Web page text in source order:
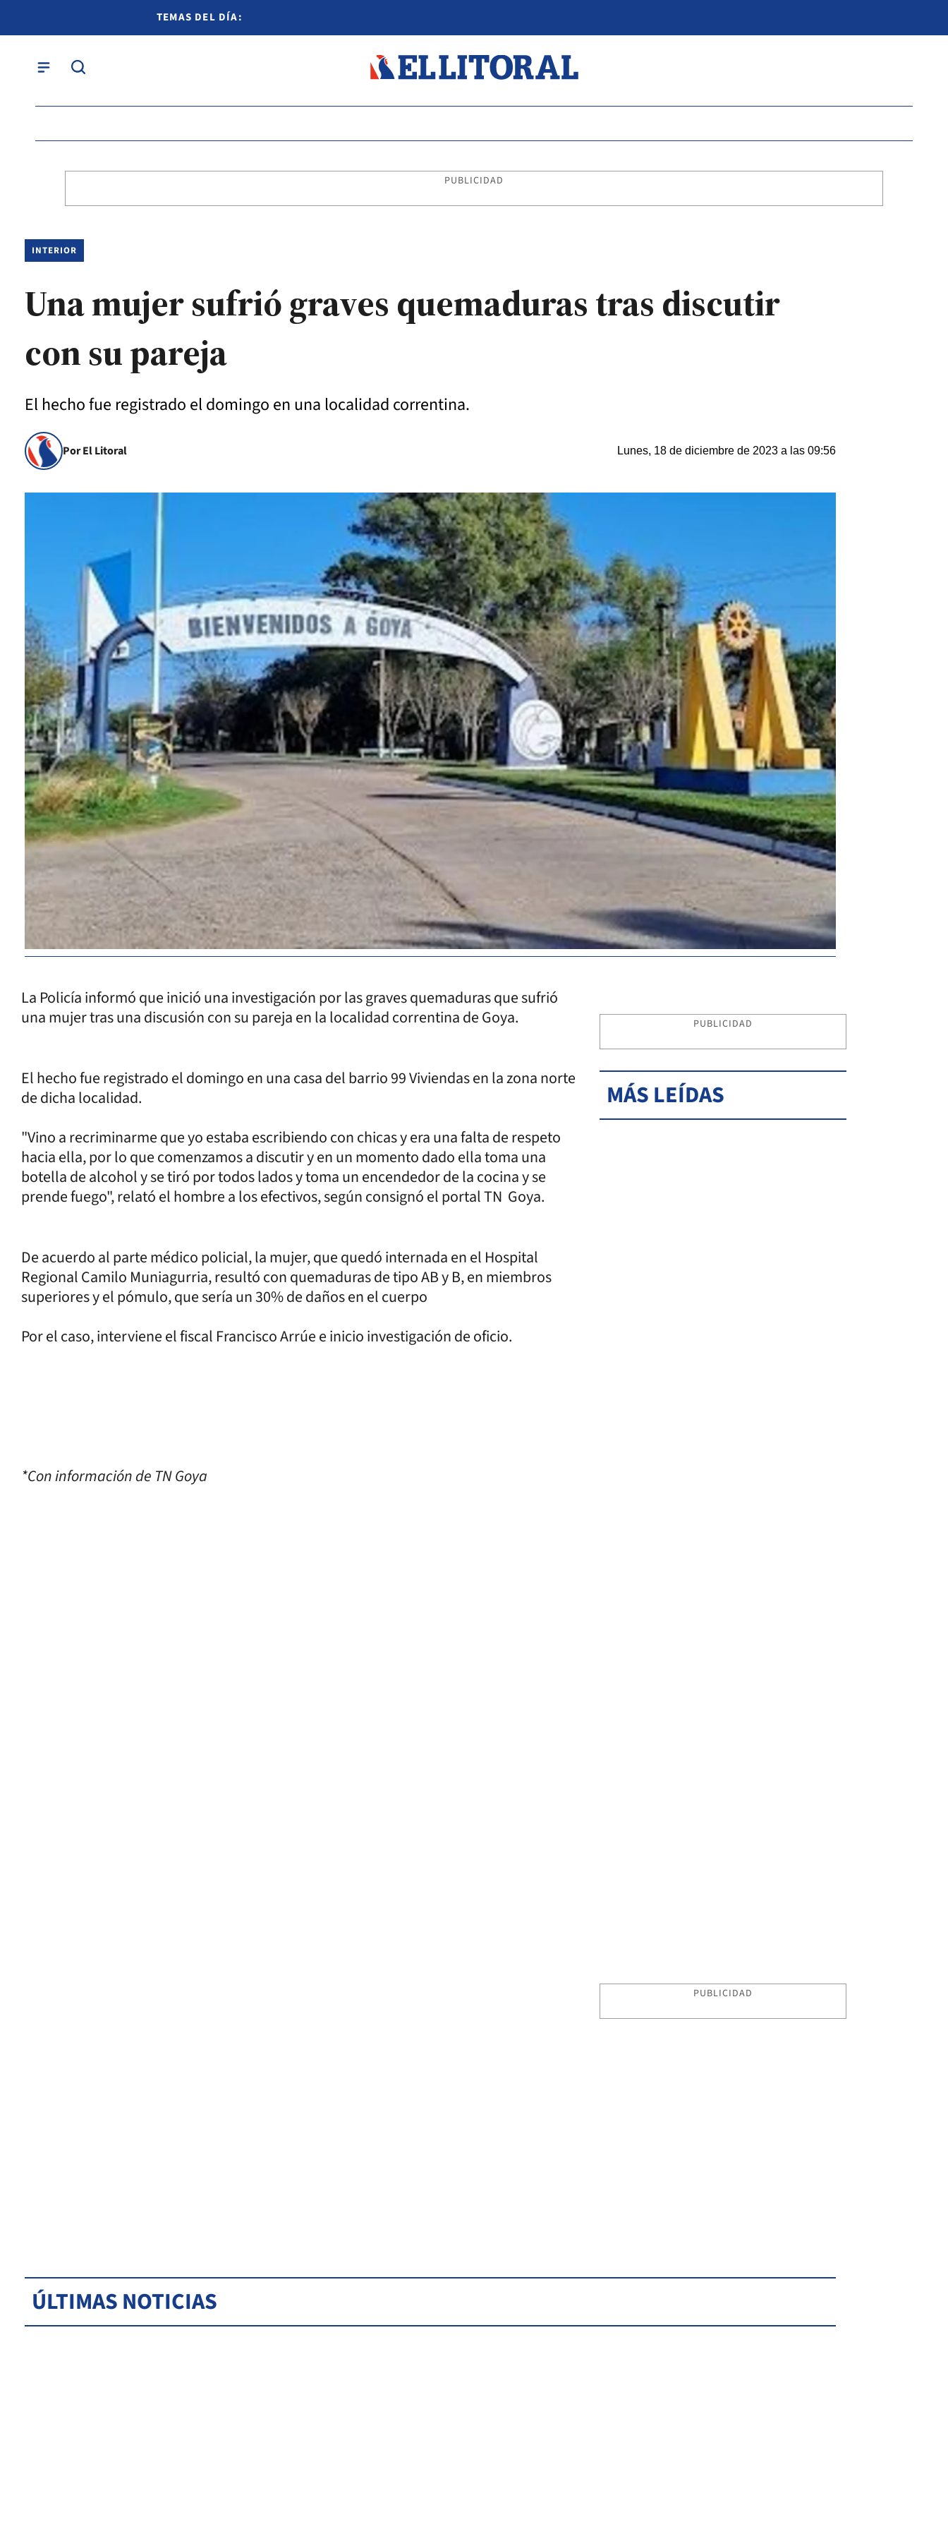
TEMAS DEL DÍA:
PUBLICIDAD
INTERIOR
Una mujer sufrió graves quemaduras tras discutir
con su pareja
El hecho fue registrado el domingo en una localidad correntina.
Por El Litoral Lunes, 18 de diciembre de 2023 a las 09:56
La Policía informó que inició una investigación por las graves quemaduras que sufrió
una mujer tras una discusión con su pareja en la localidad correntina de Goya.
El hecho fue registrado el domingo en una casa del barrio 99 Viviendas en la zona norte
de dicha localidad.
"Vino a recriminarme que yo estaba escribiendo con chicas y era una falta de respeto
hacia ella, por lo que comenzamos a discutir y en un momento dado ella toma una
botella de alcohol y se tiró por todos lados y toma un encendedor de la cocina y se
prende fuego", relató el hombre a los efectivos, según consignó el portal TN Goya.
De acuerdo al parte médico policial, la mujer, que quedó internada en el Hospital
Regional Camilo Muniagurria, resultó con quemaduras de tipo AB y B, en miembros
superiores y el pómulo, que sería un 30% de daños en el cuerpo
Por el caso, interviene el fiscal Francisco Arrúe e inicio investigación de oficio.
*Con información de TN Goya
PUBLICIDAD
MÁS LEÍDAS
PUBLICIDAD
ÚLTIMAS NOTICIAS